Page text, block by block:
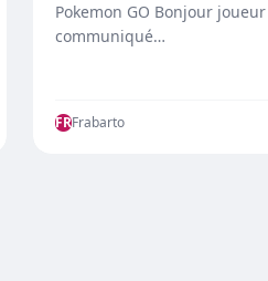
Pokemon GO Bonjour
communiqué…
FRFrabarto